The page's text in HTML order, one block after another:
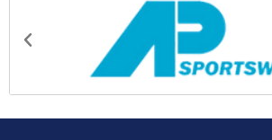
AP Sportswear